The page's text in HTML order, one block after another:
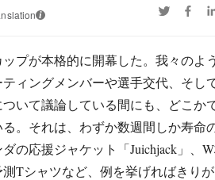
i
ップが本格的に開幕した。我々のよ
ィングメンバーや選手交代、そし
いて議論している間にも、どこか
。それは、わずか数週間しか寿命
の応援ジャケット「Juichjack」、
測Tシャツなど、例を挙げればきり